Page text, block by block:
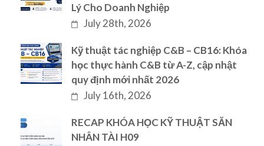
Lý Cho Doanh Nghiệp
July 28th, 2026
Kỹ thuật tác nghiệp C&B – CB16: Khóa
học thực hành C&B từ A-Z, cập nhật
quy định mới nhất 2026
July 16th, 2026
RECAP KHÓA HỌC KỸ THUẬT SĂN
NHÂN TÀI H09